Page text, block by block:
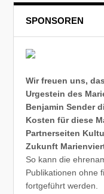
SPONSOREN
Wir freuen uns,
Urgestein des
Benjamin Sender
Kosten für diese
Partnerseiten
Zukunft
So kann die
Publikationen ohne
fortgeführt werden.